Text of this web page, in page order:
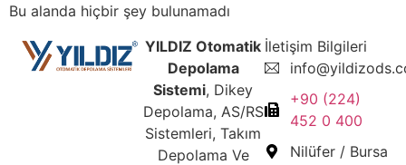
Bu alanda hiçbir şey bulunamadı
YILDIZ Otomatik
Depolama
Sistemi, Dikey
Depolama, AS/RS
Sistemleri, Takım
Depolama Ve
İletişim Bilgileri
+90 (224)
452 0 400
Nilüfer / Bursa